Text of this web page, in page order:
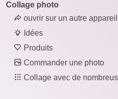
Collage photo
ouvrir sur un autre appareil
Idées
Produits
Commander une photo
Collage avec de